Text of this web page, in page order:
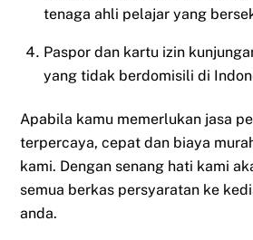
tenaga ahli pelajar yang
Paspor dan kartu izin
yang tidak berdomisili di
Apabila kamu memerlukan jasa
terpercaya, cepat dan biaya
kami. Dengan senang hati kami
semua berkas persyaratan ke
anda.